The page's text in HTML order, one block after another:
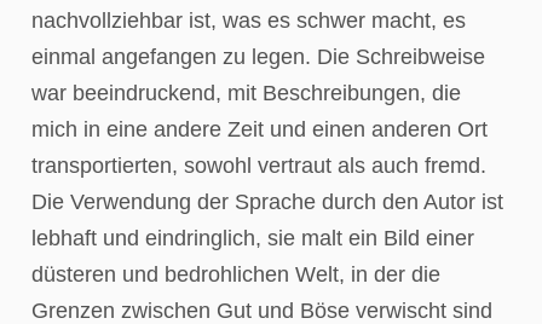
nachvollziehbar ist, was es schwer macht, es
einmal angefangen zu legen. Die Schreibweise
war beeindruckend, mit Beschreibungen, die
mich in eine andere Zeit und einen anderen Ort
transportierten, sowohl vertraut als auch fremd.
Die Verwendung der Sprache durch den Autor ist
lebhaft und eindringlich, sie malt ein Bild einer
düsteren und bedrohlichen Welt, in der die
Grenzen zwischen Gut und Böse verwischt sind